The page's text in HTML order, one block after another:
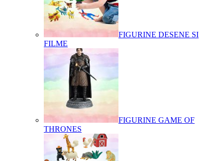
FIGURINE DESENE SI
FILME
FIGURINE GAME OF
THRONES